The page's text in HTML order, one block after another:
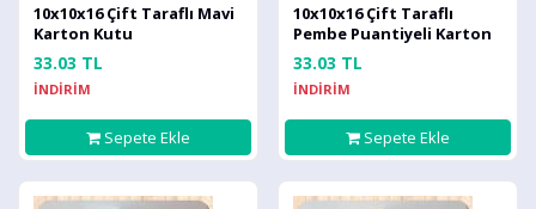
10x10x16 Çift Taraflı Mavi
Karton Kutu
33.03 TL
İNDİRİM
Sepete Ekle
10x10x16 Çift Taraflı
Pembe Puantiyeli Karton
Kutu
33.03 TL
İNDİRİM
Sepete Ekle